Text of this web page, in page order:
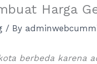
Harga
/ By
berbeda karena